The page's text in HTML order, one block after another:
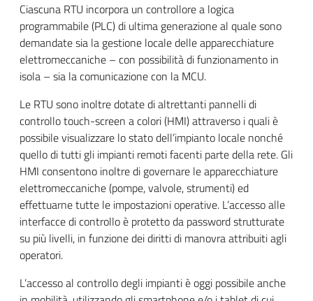
Ciascuna RTU incorpora un controllore a logica
programmabile (PLC) di ultima generazione al quale sono
demandate sia la gestione locale delle apparecchiature
elettromeccaniche – con possibilità di funzionamento in
isola – sia la comunicazione con la MCU.
Le RTU sono inoltre dotate di altrettanti pannelli di
controllo touch-screen a colori (HMI) attraverso i quali è
possibile visualizzare lo stato dell’impianto locale nonché
quello di tutti gli impianti remoti facenti parte della rete. Gli
HMI consentono inoltre di governare le apparecchiature
elettromeccaniche (pompe, valvole, strumenti) ed
effettuarne tutte le impostazioni operative. L’accesso alle
interfacce di controllo è protetto da password strutturate
su più livelli, in funzione dei diritti di manovra attribuiti agli
operatori.
L’accesso al controllo degli impianti è oggi possibile anche